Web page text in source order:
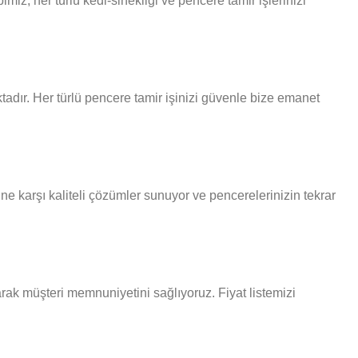
Her türlü pencere tamir işinizi güvenle bize emanet
karşı kaliteli çözümler sunuyor ve pencerelerinizin tekrar
müşteri memnuniyetini sağlıyoruz. Fiyat listemizi